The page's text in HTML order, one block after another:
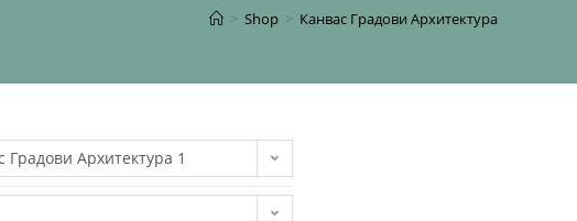
> Shop > Канвас Градови Архитектура
Градови Архитектура 1